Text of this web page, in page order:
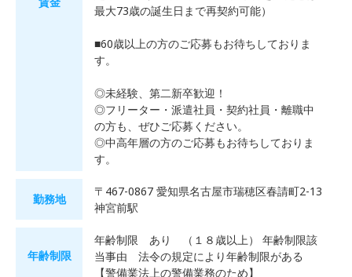
最大73歳の誕生日まで再契約可能）
■60歳以上の方のご応募もお待ちしておりま
す。
◎未経験、第二新卒歓迎！
◎フリーター・派遣社員・契約社員・離職中
の方も、ぜひご応募ください。
◎中高年層の方のご応募もお待ちしておりま
す。
勤務地
〒467-0867 愛知県名古屋市瑞穂区春請町2-13
神宮前駅
年齢制限
年齢制限 あり （１８歳以上） 年齢制限該
当事由 法令の規定により年齢制限がある
【警備業法上の警備業務のため】